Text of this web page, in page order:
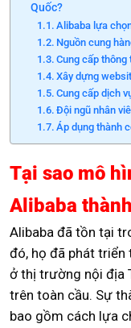
Quốc?
Alibaba lựa
Nguồn cung
Cung cấp
Xây dựng
Cung cấp dịch
Đội ngũ nhân
Áp dụng thành
Tại sao mô
Alibaba
Alibaba đã tồn tại
đó, họ đã phát
ở thị trường nội địa
trên toàn cầu. Sự
bao gồm cách lựa